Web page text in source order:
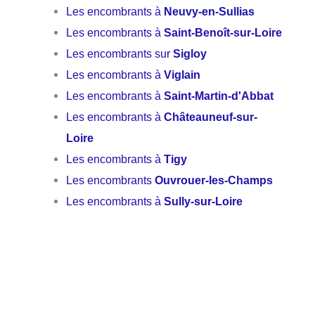
Les encombrants à Neuvy-en-Sullias
Les encombrants àSaint-Benoît-sur-Loire
Les encombrants surSigloy
Les encombrants àViglain
Les encombrants àSaint-Martin-d'Abbat
Les encombrants àChâteauneuf-sur-
Loire
Les encombrants àTigy
Les encombrantsOuvrouer-les-Champs
Les encombrants àSully-sur-Loire